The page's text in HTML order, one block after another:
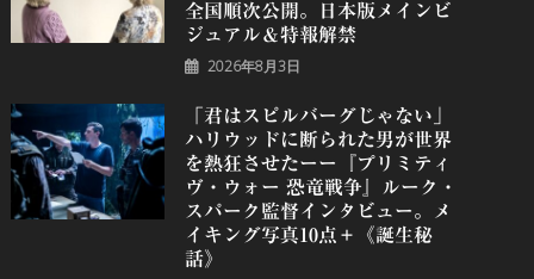
全国順次公開。日本版メインビ
ジュアル＆特報解禁
2026年8月3日
「君はスピルバーグじゃない」
ハリウッドに断られた男が世界
を熱狂させたーー『プリミティ
ヴ・ウォー 恐⻯戦争』ルーク・
スパーク監督インタビュー。メ
イキング写真10点＋《誕⽣秘
話》